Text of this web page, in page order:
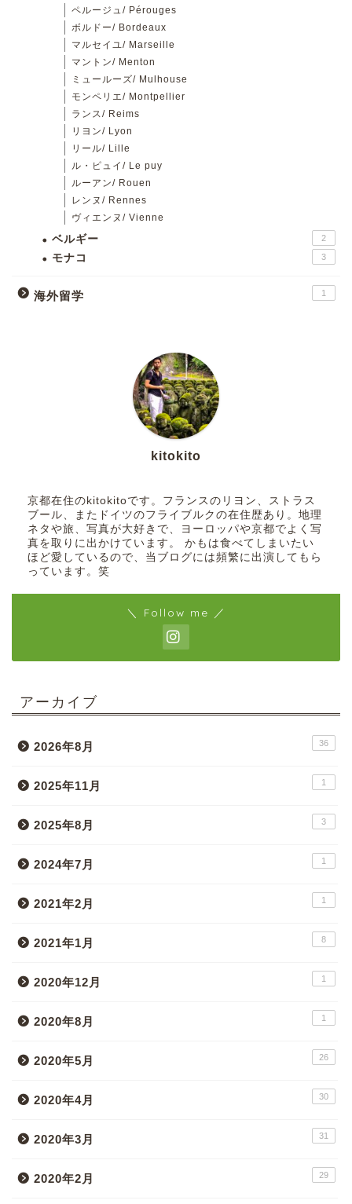
ペルージュ/ Pérouges
ボルドー/ Bordeaux
マルセイユ/ Marseille
マントン/ Menton
ミュールーズ/ Mulhouse
モンペリエ/ Montpellier
ランス/ Reims
リヨン/ Lyon
リール/ Lille
ル・ピュイ/ Le puy
ルーアン/ Rouen
レンヌ/ Rennes
ヴィエンヌ/ Vienne
ベルギー 2
モナコ 3
海外留学 1
kitokito
京都在住のkitokitoです。フランスのリヨン、ストラス
ブール、またドイツのフライブルクの在住歴あり。地理
ネタや旅、写真が大好きで、ヨーロッパや京都でよく写
真を取りに出かけています。 かもは食べてしまいたい
ほど愛しているので、当ブログには頻繁に出演してもら
っています。笑
＼ Follow me ／
アーカイブ
2026年8月 36
2025年11月 1
2025年8月 3
2024年7月 1
2021年2月 1
2021年1月 8
2020年12月 1
2020年8月 1
2020年5月 26
2020年4月 30
2020年3月 31
2020年2月 29